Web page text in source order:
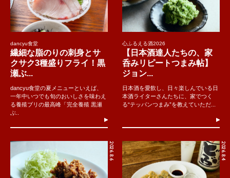
dancyu食堂
繊細な脂のりの刺身とサ
クサク3種盛りフライ！黒
瀬ぶ...
dancyu食堂の夏メニューといえば、
一年中いつでも旬のおいしさを味わえ
る養殖ブリの最高峰「完全養殖 黒瀬
ぶ..
心ふるえる酒2026
【日本酒達人たちの、家
呑みリピートつまみ帖】
ジョン...
日本酒を愛飲し、日々楽しんでいる日
本酒ライターさんたちに、家でつく
る“テッパンつまみ”を教えていただ...
2026.8.6 2026.8.4